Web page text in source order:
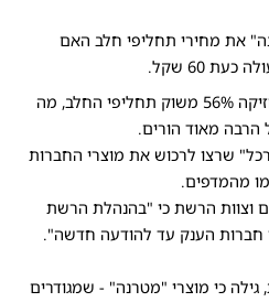
את מחירי תחליפי חלב האם
"מטרנה" של "נסטלה-אסם" מחזיקה 56% משוק תחליפי החלב, מה
מאוד הורים.
שרצו לרכוש את מוצרי החברות
מהמדפים.
וצוות הרשת כי "בהנהלת הרשת
חברות הענק עד להודעה חדשה".
כי מוצרי "מטרנה" - שמגודרים